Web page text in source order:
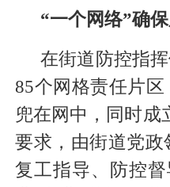
“一个网络”确
在街道防控指
85个网格责任片
兜在网中，同时成
要求，由街道党
复工指导、防控